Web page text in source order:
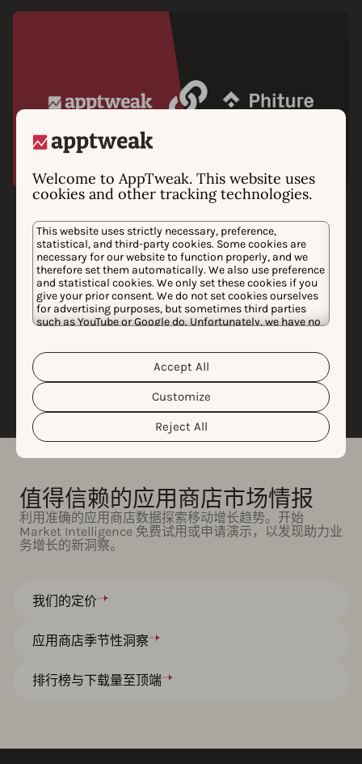
Welcome to AppTweak. This website uses
cookies and other tracking technologies.
This website uses strictly necessary, preference,
statistical, and third-party cookies. Some cookies are
necessary for our website to function properly, and we
therefore set them automatically. We also use preference
and statistical cookies. We only set these cookies if you
give your prior consent. We do not set cookies ourselves
for advertising purposes, but sometimes third parties
such as YouTube or Google do. Unfortunately, we have no
personal data and the different cookies we use, please
read our
Cookie Policy&Privacy Policy
customize your cookie settings and preferences by
clicking the “Customize” button.
Reject All
Customize
Accept All
Phiture 选择 AppTweak 作
为首选数据提供商
在对市场上最好的应用数据提供商进行广泛的审查后，
Phiture选择与AppTweak合作，为世界上最大的应用的
增长释放潜能并提供支持。 AppTweak强大的数据驱动解
了解更多
值得信赖的应用商店市场情报
利用准确的应用商店数据探索移动增长趋势。开始
Market Intelligence 免费试用或申请演示，以发现助力业
务增长的新洞察。
我们的定价
应用商店季节性洞察
排行榜与下载量至顶端